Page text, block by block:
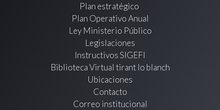
Plan estratégico
Plan Operativo Anual
Ley Ministerio Público
Legislaciones
Instructivos SIGEFI
Biblioteca Virtual tirant lo blanch
Ubicaciones
Contacto
Correo institucional